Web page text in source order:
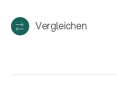
Vergleichen